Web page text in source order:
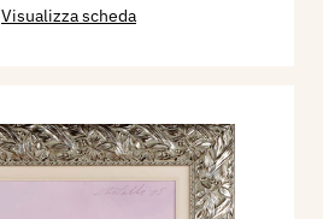
Visualizza scheda